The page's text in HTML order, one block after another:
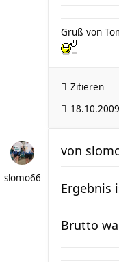
Gruß von
Zitieren
slomo66
von
Ergebnis
Brutto